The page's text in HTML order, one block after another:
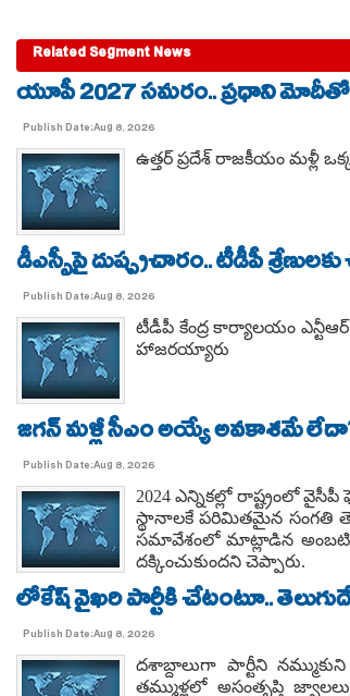
Related Segment News
యూపీ 2027 సమరం.. ప్రధాని
Publish Date:Aug 8, 2026
ఉత్తర్ ప్రదేశ్ రాజకీయం మళ్లీ
డీఎస్సీపై దుష్ప్రచారం.. టీడీపీ
Publish Date:Aug 8, 2026
టీడీపీ కేంద్ర కార్యాలయం
హాజరయ్యారు
జగన్ మళ్లీ సీఎం అయ్యే అవకాశమే
Publish Date:Aug 8, 2026
2024 ఎన్నికల్లో రాష్ట్రంలో
స్థానాలకే పరిమితమైన
సమావేశంలో మాట్లాడిన అంబటి
దక్కించుకుందని చెప్పారు.
లోకేష్ వైఖరి పార్టీకి చేటంటూ..
Publish Date:Aug 8, 2026
దశాబ్దాలుగా పార్టీని
తమ్ముళ్లలో అసంతృప్తి